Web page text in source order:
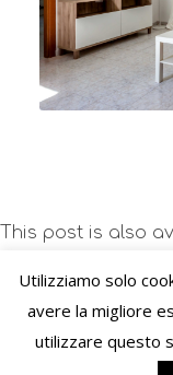
This post is also
© Copyright – VIVERE
(AL) C.F.
viverelostile@pec.it
Utilizziamo solo
avere la migliore
utilizzare questo